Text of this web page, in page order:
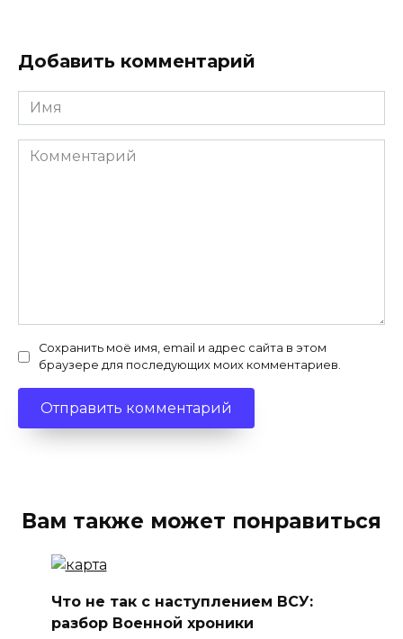
Добавить комментарий
Имя
*
Комментарий
Сохранить моё имя, email и адрес сайта в этом
браузере для последующих моих комментариев.
Вам также может понравиться
Что не так с наступлением ВСУ:
разбор Военной хроники